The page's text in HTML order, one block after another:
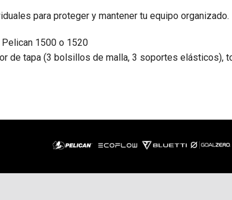
para proteger y mantener tu equipo organizado.
1500 o 1520
de tapa (3 bolsillos de malla, 3 soportes elásticos),